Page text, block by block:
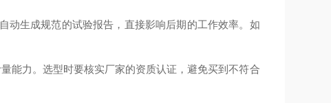
动生成规范的试验报告，直接影响后期的工作效率。如
能力。选型时要核实厂家的资质认证，避免买到不符合